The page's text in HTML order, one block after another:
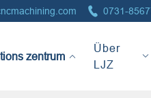
 0731-
Über
LJZ